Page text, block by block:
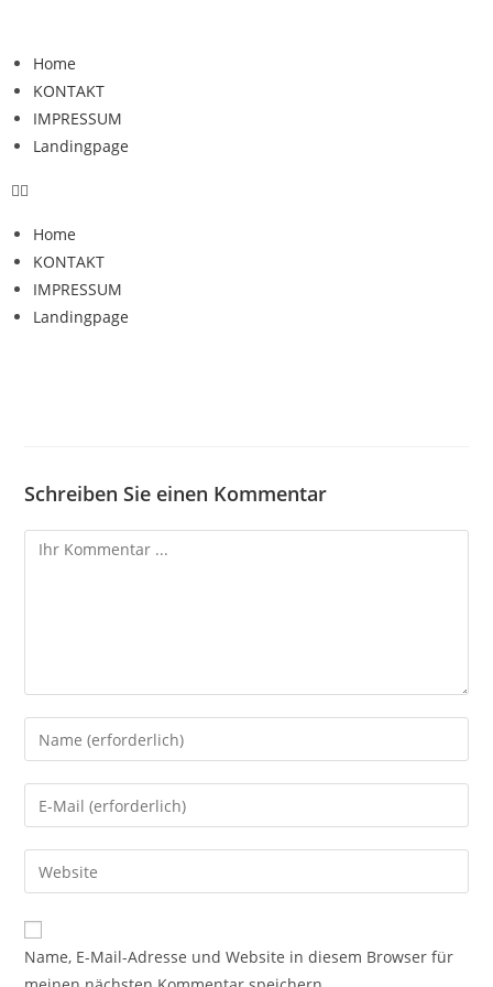
Home
KONTAKT
IMPRESSUM
Landingpage
Home
KONTAKT
IMPRESSUM
Landingpage
Schreiben Sie einen Kommentar
Name, E-Mail-Adresse und Website in diesem Browser für